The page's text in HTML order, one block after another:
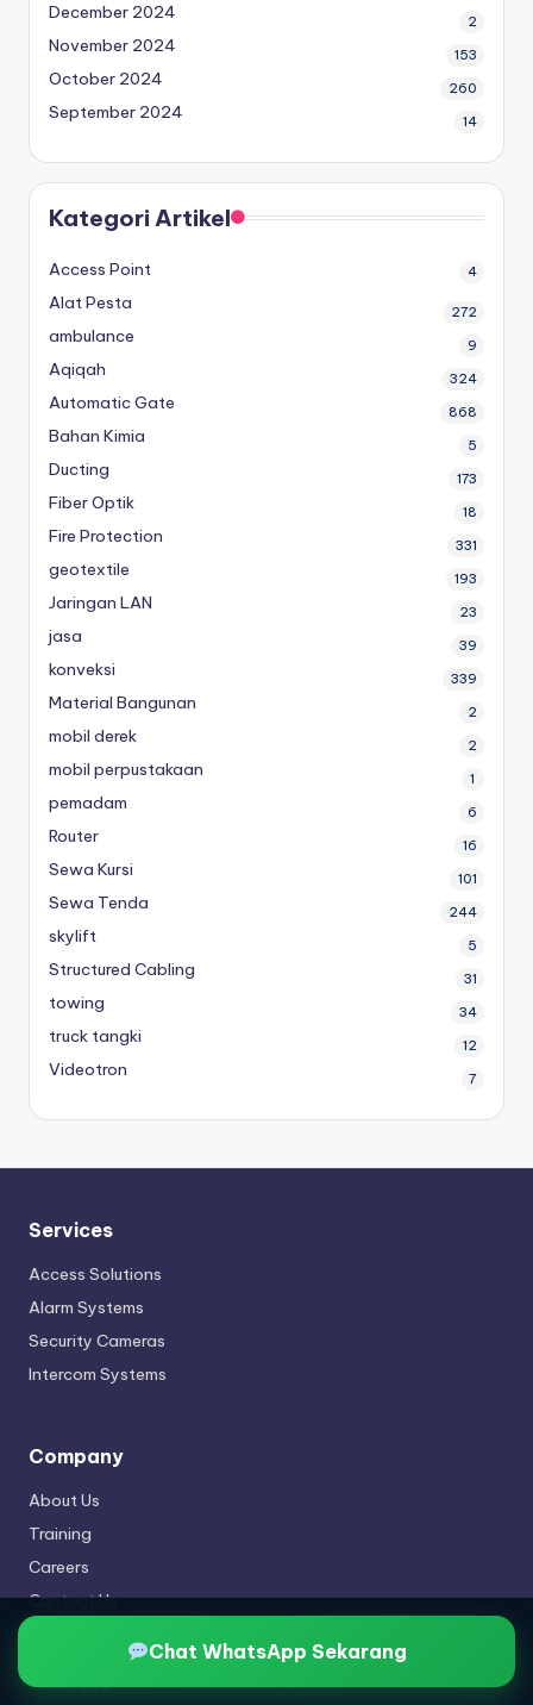
Konsultasi Harga HCL
Chat WhatsApp Sekarang
December 2024 2
November 2024 153
October 2024 260
September 2024 14
Kategori Artikel
Access Point 4
Alat Pesta 272
ambulance 9
Aqiqah 324
Automatic Gate 868
Bahan Kimia 5
Ducting 173
Fiber Optik 18
Fire Protection 331
geotextile 193
Jaringan LAN 23
jasa 39
konveksi 339
Material Bangunan 2
mobil derek 2
mobil perpustakaan 1
pemadam 6
Router 16
Sewa Kursi 101
Sewa Tenda 244
skylift 5
Structured Cabling 31
towing 34
truck tangki 12
Videotron 7
Services
Access Solutions
Alarm Systems
Security Cameras
Intercom Systems
Company
About Us
Training
Careers
Contact Us
Address